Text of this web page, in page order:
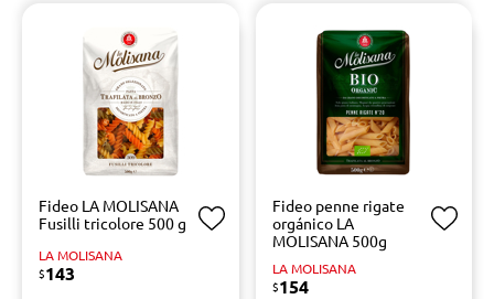
Fideo LA MOLISANA
Fusilli tricolore 500 g
LA MOLISANA
$143
Fideo penne rigate
orgánico LA
MOLISANA 500g
LA MOLISANA
$154